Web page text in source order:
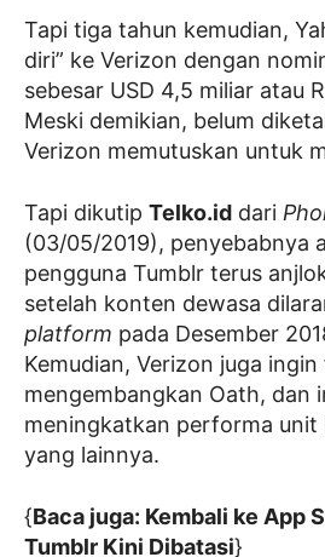
Tapi tiga tahun kemudian,
diri” ke Verizon dengan
sebesar USD 4,5 miliar atau
Meski demikian, belum
Verizon memutuskan untuk
Tapi dikutip Telko.id dari
(03/05/2019), penyebabnya
pengguna Tumblr terus
setelah konten dewasa
platform pada Desember
Kemudian, Verizon juga
mengembangkan Oath, dan
meningkatkan performa unit
yang lainnya.
{Baca juga: Kembali ke App
Tumblr Kini Dibatasi}